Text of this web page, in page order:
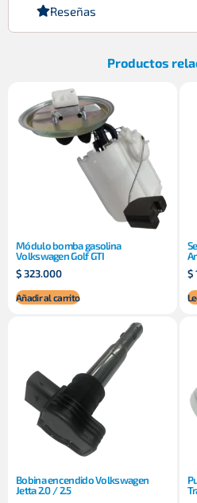
Reseñas
Productos
Módulo bomba gasolina
Volkswagen Golf GTI
$323.000
Añadir al carrito
$
Bobina encendido Volkswagen
Jetta 2.0 / 2.5